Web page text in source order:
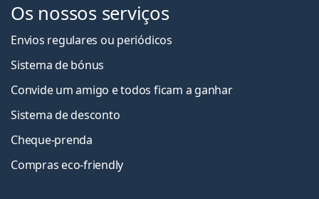
Os nossos serviços
Envios regulares ou periódicos
Sistema de bónus
Convide um amigo e todos ficam a ganhar
Sistema de desconto
Cheque-prenda
Compras eco-friendly